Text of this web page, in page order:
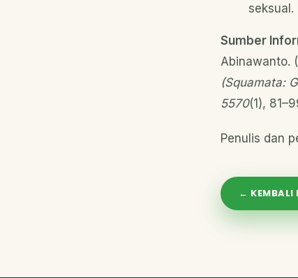
seksual.
Sumber
Abinawanto.
(Squamata:
5570(1),
Penulis dan
← KEMBALI